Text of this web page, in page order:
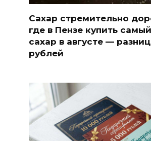
Сахар стремительно
где в Пензе купить
сахар в августе —
рублей